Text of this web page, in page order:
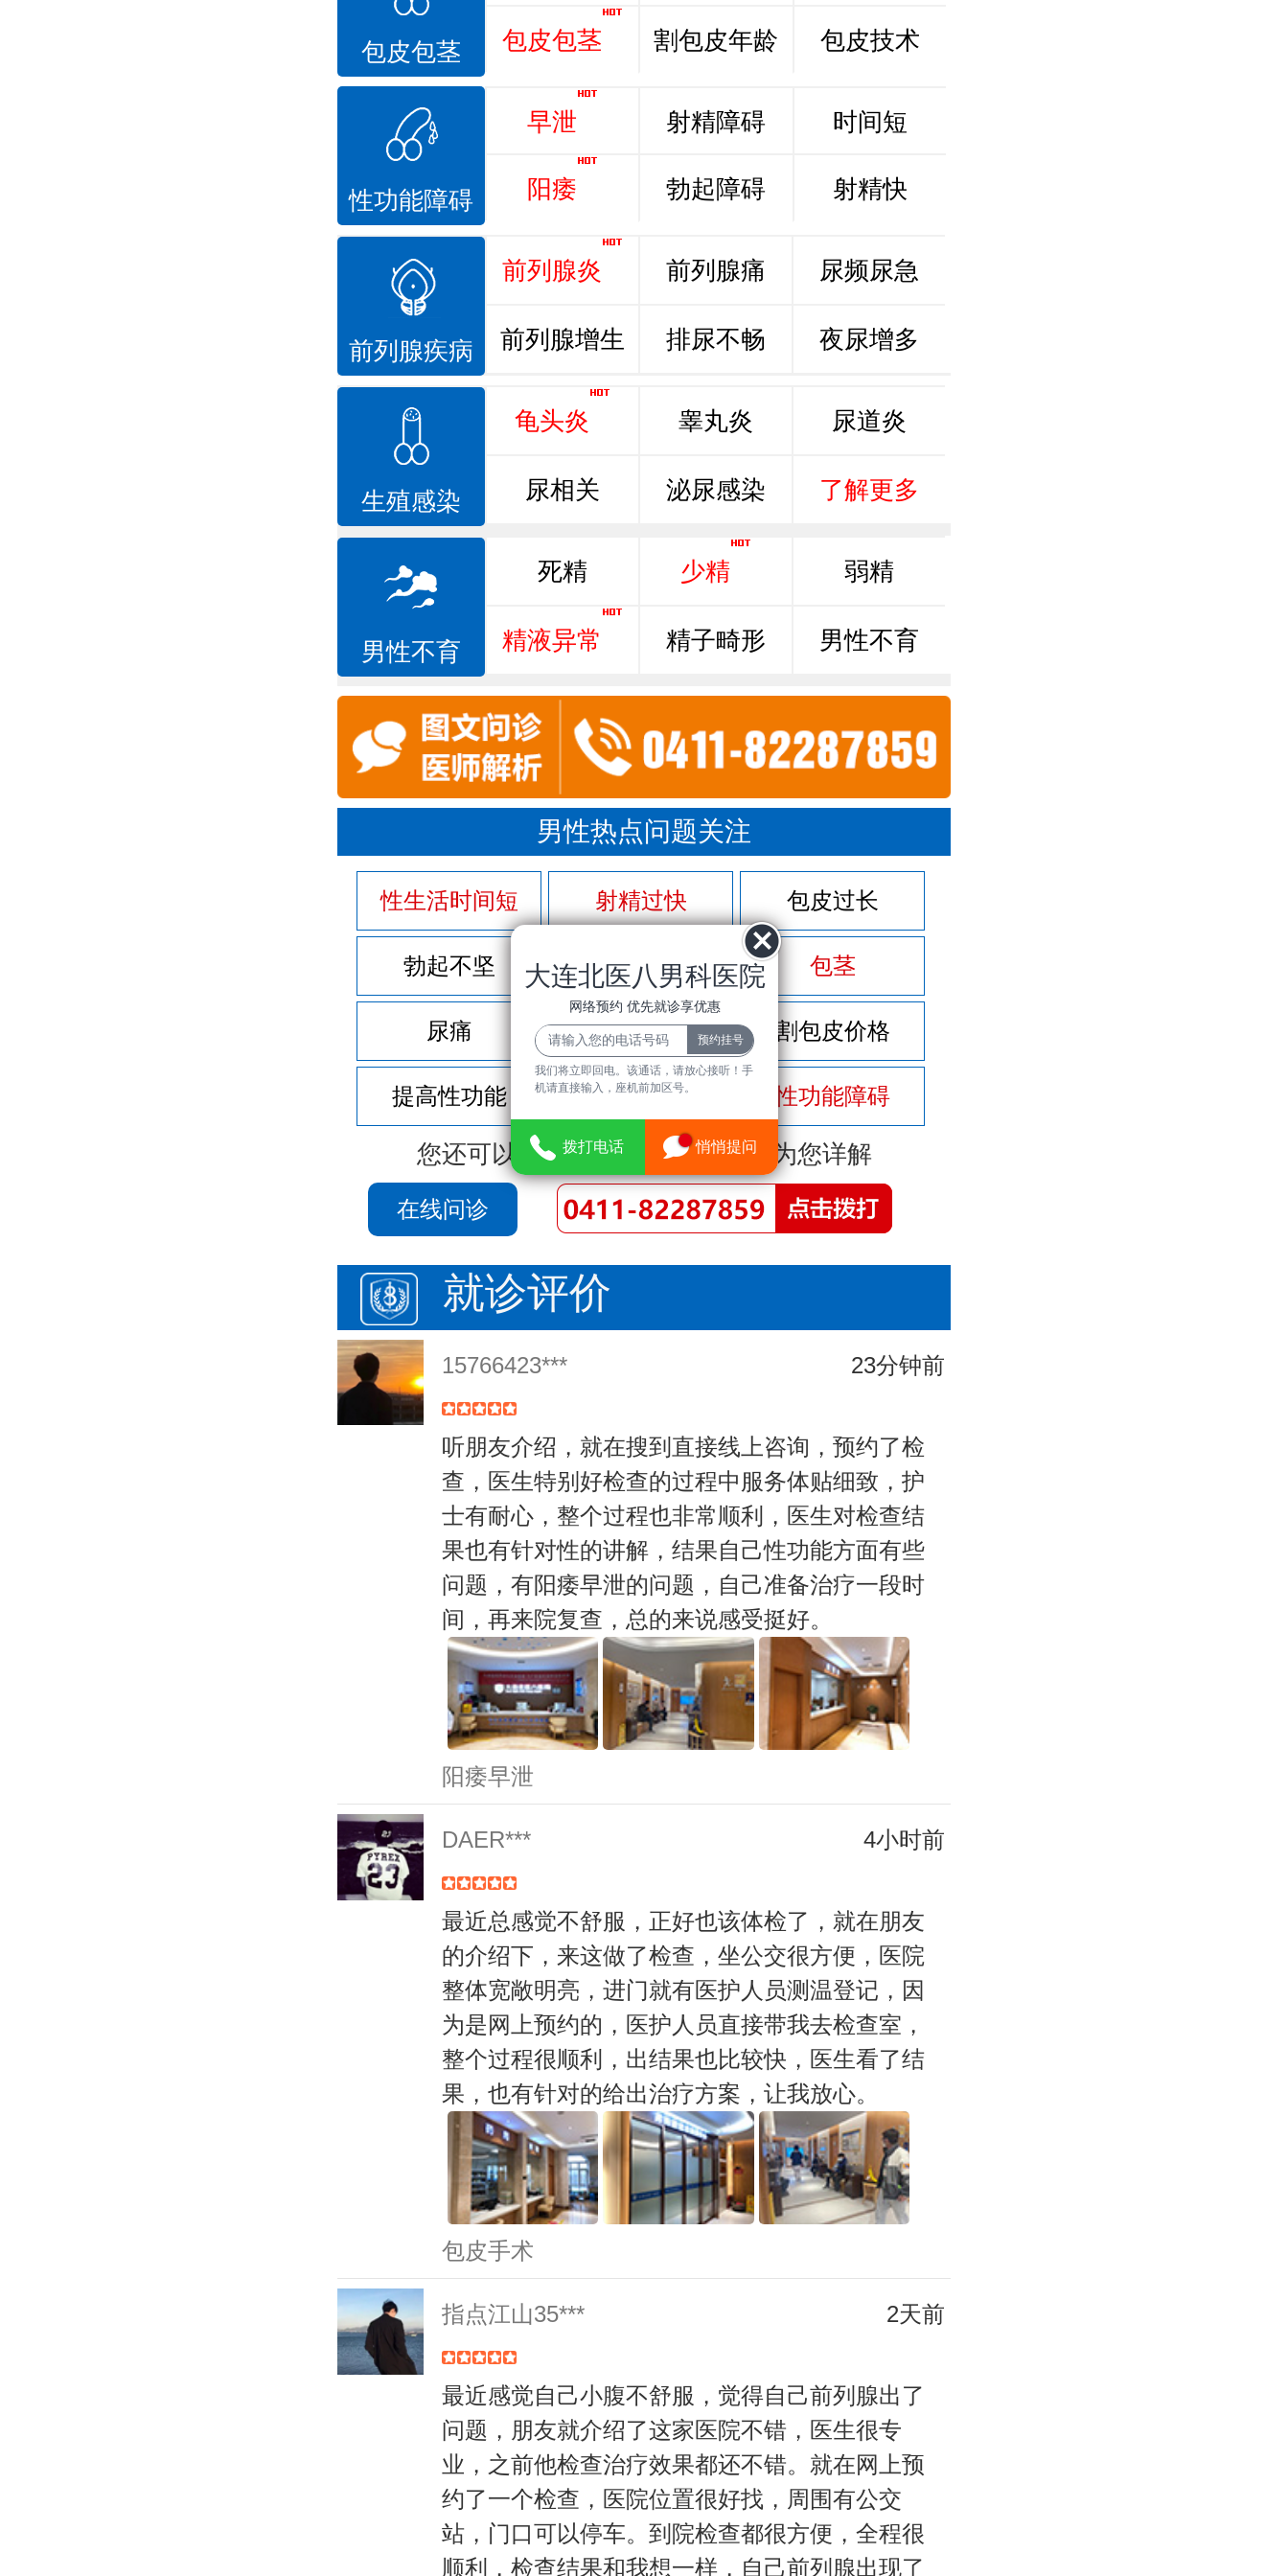
包皮包茎 包皮包茎 割包皮年龄 包皮技术
性功能障碍
早泄
阳痿
射精障碍
勃起障碍
时间短
射精快
前列腺疾病
前列腺炎 前列腺痛 尿频尿急
前列腺增生 排尿不畅 夜尿增多
生殖感染
龟头炎 睾丸炎 尿道炎
尿相关 泌尿感染 了解更多
男性不育
死精 少精 弱精
精液异常 精子畸形 男性不育
男性热点问题关注
性生活时间短 射精过快 包皮过长
勃起不坚 尿频尿急 包茎
尿痛 前列腺炎 割包皮价格
提高性功能 龟头敏感 性功能障碍
您还可以拨打免费咨询电话立即为您详解
在线问诊
就诊评价
15766423*** 23分钟前
听朋友介绍，就在搜到直接线上咨询，预约了检
查，医生特别好检查的过程中服务体贴细致，护
士有耐心，整个过程也非常顺利，医生对检查结
果也有针对性的讲解，结果自己性功能方面有些
问题，有阳痿早泄的问题，自己准备治疗一段时
间，再来院复查，总的来说感受挺好。
阳痿早泄
DAER*** 4小时前
最近总感觉不舒服，正好也该体检了，就在朋友
的介绍下，来这做了检查，坐公交很方便，医院
整体宽敞明亮，进门就有医护人员测温登记，因
为是网上预约的，医护人员直接带我去检查室，
整个过程很顺利，出结果也比较快，医生看了结
果，也有针对的给出治疗方案，让我放心。
包皮手术
指点江山35*** 2天前
最近感觉自己小腹不舒服，觉得自己前列腺出了
问题，朋友就介绍了这家医院不错，医生很专
业，之前他检查治疗效果都还不错。就在网上预
约了一个检查，医院位置很好找，周围有公交
站，门口可以停车。到院检查都很方便，全程很
顺利，检查结果和我想一样，自己前列腺出现了
大连北医八男科医院
网络预约 优先就诊享优惠
我们将立即回电。该通话，请放心接听！手
机请直接输入，座机前加区号。
拨打电话 悄悄提问